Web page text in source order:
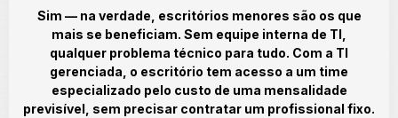
Sim — na verdade, escritórios menores são os que
mais se beneficiam. Sem equipe interna de TI,
qualquer problema técnico para tudo. Com a TI
gerenciada, o escritório tem acesso a um time
especializado pelo custo de uma mensalidade
previsível, sem precisar contratar um profissional fixo.